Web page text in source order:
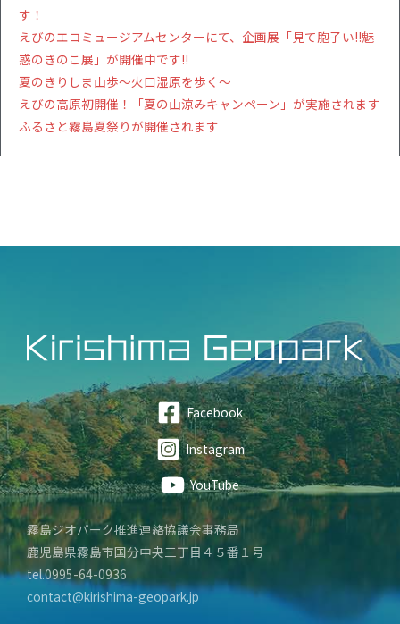
す！
えびのエコミュージアムセンターにて、企画展「見て胞子い!!魅
惑のきのこ展」が開催中です!!
夏のきりしま山歩～火口湿原を歩く～
えびの高原初開催！「夏の山涼みキャンペーン」が実施されます
ふるさと霧島夏祭りが開催されます
Facebook
Instagram
YouTube
霧島ジオパーク推進連絡協議会事務局
鹿児島県霧島市国分中央三丁目４５番１号
tel.0995-64-0936
contact@kirishima-geopark.jp